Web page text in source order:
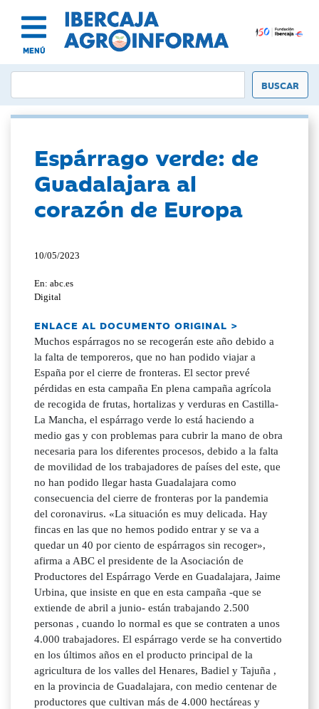
MENÚ
Espárrago verde: de
Guadalajara al
corazón de Europa
10/05/2023
En: abc.es
Digital
ENLACE AL DOCUMENTO ORIGINAL >
Muchos espárragos no se recogerán este año debido a
la falta de temporeros, que no han podido viajar a
España por el cierre de fronteras. El sector prevé
pérdidas en esta campaña En plena campaña agrícola
de recogida de frutas, hortalizas y verduras en Castilla-
La Mancha, el espárrago verde lo está haciendo a
medio gas y con problemas para cubrir la mano de obra
necesaria para los diferentes procesos, debido a la falta
de movilidad de los trabajadores de países del este, que
no han podido llegar hasta Guadalajara como
consecuencia del cierre de fronteras por la pandemia
del coronavirus. «La situación es muy delicada. Hay
fincas en las que no hemos podido entrar y se va a
quedar un 40 por ciento de espárragos sin recoger»,
afirma a ABC el presidente de la Asociación de
Productores del Espárrago Verde en Guadalajara, Jaime
Urbina, que insiste en que en esta campaña -que se
extiende de abril a junio- están trabajando 2.500
personas , cuando lo normal es que se contraten a unos
4.000 trabajadores. El espárrago verde se ha convertido
en los últimos años en el producto principal de la
agricultura de los valles del Henares, Badiel y Tajuña ,
en la provincia de Guadalajara, con medio centenar de
productores que cultivan más de 4.000 hectáreas y